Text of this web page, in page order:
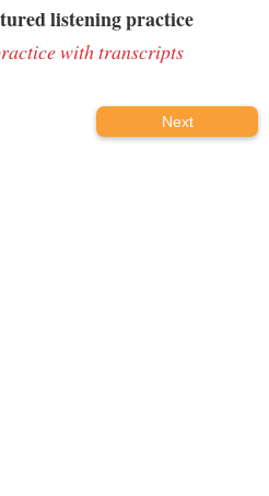
listening practice
with transcripts
Next